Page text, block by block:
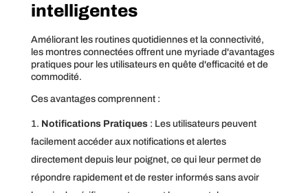
intelligentes
Améliorant les routines quotidiennes et la connectivité,
les montres connectées offrent une myriade d'avantages
pratiques pour les utilisateurs en quête d'efficacité et de
commodité.
Ces avantages comprennent :
Notifications Pratiques: Les utilisateurs peuvent
facilement accéder aux notifications et alertes
directement depuis leur poignet, ce qui leur permet de
répondre rapidement et de rester informés sans avoir